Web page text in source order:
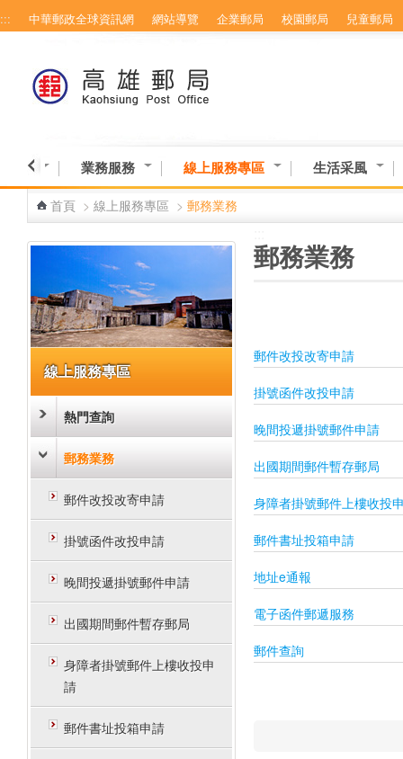
跳到主要內容區塊
::: 中華郵政全球資訊網 網站導覽 企業郵局 校園郵局 兒童郵局
資訊 業務服務 線上服務專區 生活采風
首頁 > 線上服務專區 > 郵務業務
線上服務專區
熱門查詢
郵務業務
郵件改投改寄申請
掛號函件改投申請
晚間投遞掛號郵件申請
出國期間郵件暫存郵局
身障者掛號郵件上樓收投申
請
郵件書址投箱申請
郵務業務
郵件改投改寄申請
掛號函件改投申請
晚間投遞掛號郵件申請
出國期間郵件暫存郵局
身障者掛號郵件上樓收投
郵件書址投箱申請
地址e通報
電子函件郵遞服務
郵件查詢